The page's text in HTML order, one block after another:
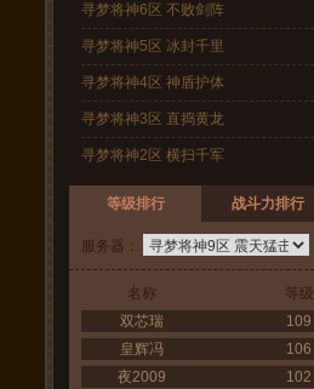
寻梦将神6区 不败剑阵
寻梦将神5区 冰封千里
寻梦将神4区 神盾护体
寻梦将神3区 直捣黄龙
寻梦将神2区 横扫千军
等级排行 战斗力排行
服务器：
名称
等级
双芯瑞
109
皇辉冯
106
夜2009
102